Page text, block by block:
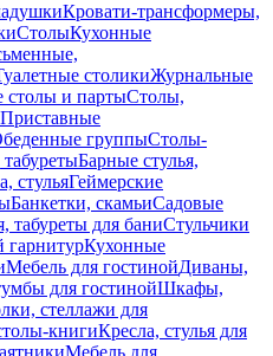
Кровати-трансформеры,
СтолыКухонные
столикиЖурнальные
столы и партыСтолы,
Приставные
группыСтолы-
Барные стулья,
стульяГеймерские
Банкетки, скамьиСадовые
табуреты для баниСтульчики
гарнитурКухонные
Мебель для гостинойДиваны,
для гостинойШкафы,
стеллажи для
книгиКресла, стулья для
Мебель для